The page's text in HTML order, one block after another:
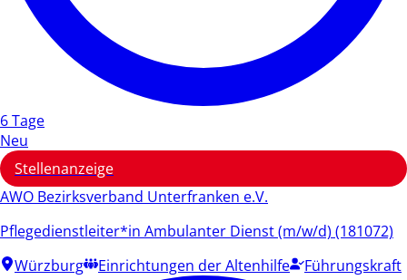
6 Tage
Neu
Stellenanzeige
AWO Bezirksverband Unterfranken e.V.
Pflegedienstleiter*in Ambulanter Dienst (m/w/d) (181072)
Würzburg
Einrichtungen der Altenhilfe Führungskraft